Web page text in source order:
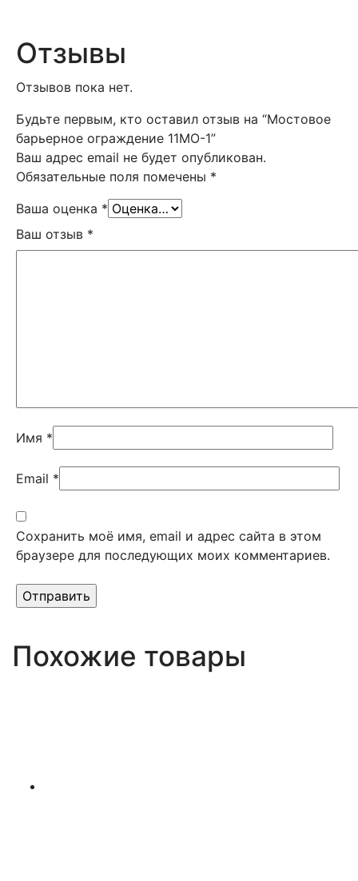
Отзывы
Отзывов пока нет.
Будьте первым, кто оставил отзыв на “Мостовое
барьерное ограждение 11МО-1”
Ваш адрес email не будет опубликован.
Обязательные поля помечены *
Ваша оценка *
Ваш отзыв *
Имя *
Email *
Сохранить моё имя, email и адрес сайта в этом
браузере для последующих моих комментариев.
Похожие товары